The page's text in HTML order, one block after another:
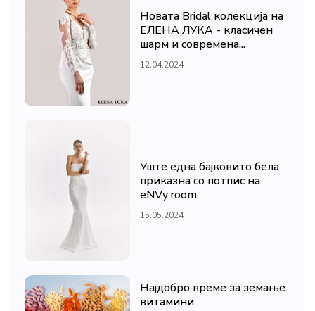
Новата Bridal колекција на
ЕЛЕНА ЛУКА - класичен
шарм и современа...
12.04.2024
Уште една бајковито бела
приказна со потпис на
eNVy room
15.05.2024
Најдобро време за земање
витамини